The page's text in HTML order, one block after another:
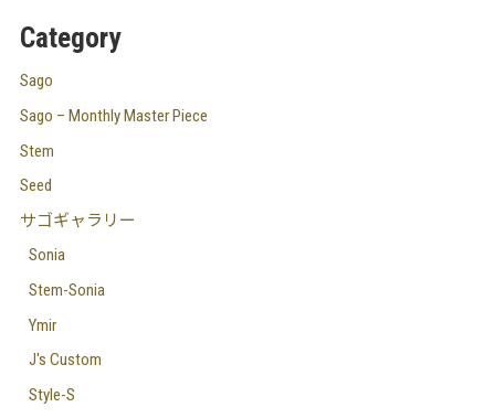
Category
Sago
Sago – Monthly Master Piece
Stem
Seed
サゴギャラリー
Sonia
Stem-Sonia
Ymir
J's Custom
Style-S